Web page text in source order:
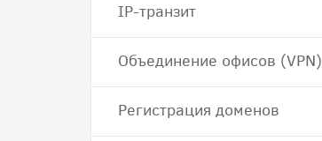
IP-транзит
Объединение офисов (VPN)
Регистрация доменов